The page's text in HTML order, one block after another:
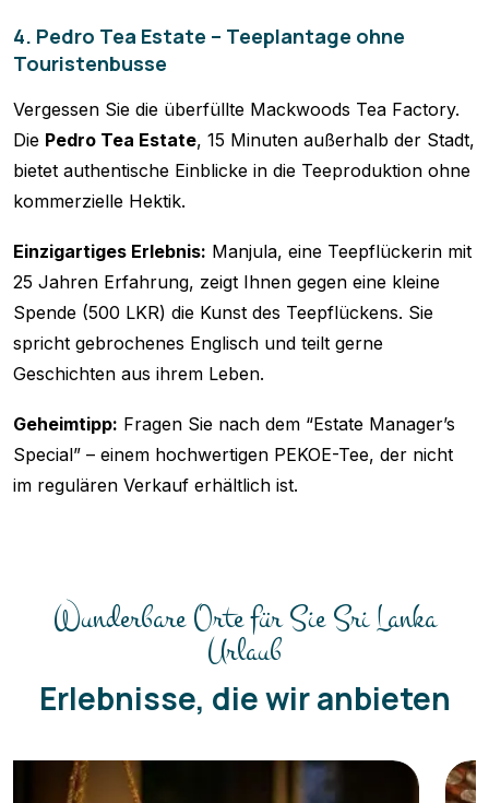
4. Pedro Tea Estate – Teeplantage ohne
Touristenbusse
Vergessen Sie die überfüllte Mackwoods Tea Factory.
Die Pedro Tea Estate, 15 Minuten außerhalb der Stadt,
bietet authentische Einblicke in die Teeproduktion ohne
kommerzielle Hektik.
Einzigartiges Erlebnis: Manjula, eine Teepflückerin mit
25 Jahren Erfahrung, zeigt Ihnen gegen eine kleine
Spende (500 LKR) die Kunst des Teepflückens. Sie
spricht gebrochenes Englisch und teilt gerne
Geschichten aus ihrem Leben.
Geheimtipp: Fragen Sie nach dem “Estate Manager’s
Special” – einem hochwertigen PEKOE-Tee, der nicht
im regulären Verkauf erhältlich ist.
Wunderbare Orte für Sie Sri Lanka
Urlaub
Erlebnisse, die wir anbieten